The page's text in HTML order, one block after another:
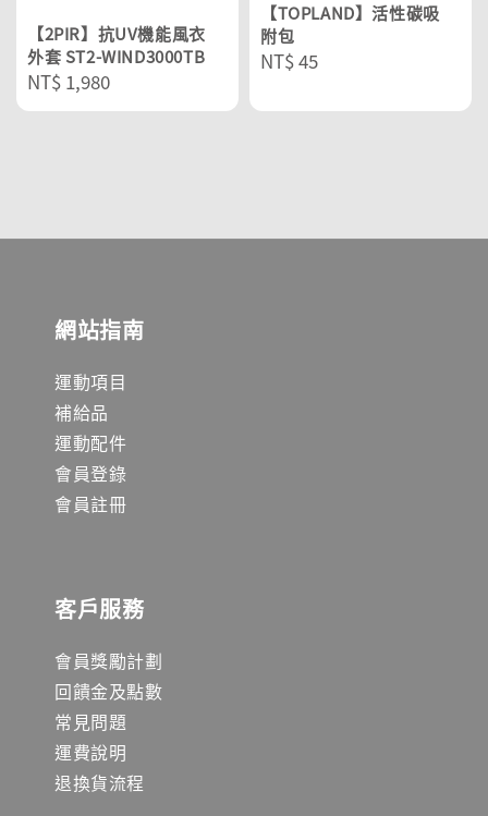
【2PIR】抗UV機能風衣
外套 ST2-WIND3000TB
Regular
price
NT$ 1,980
【TOPLAND】活性碳吸
附包
Regular
NT$ 45
網站指南
運動項目
補給品
運動配件
會員登錄
會員註冊
客戶服務
會員獎勵計劃
回饋金及點數
常見問題
運費說明
退換貨流程